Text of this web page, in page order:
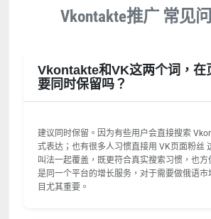
Vkontakte推广 常见
Vkontakte和VK这两个词，在
要同时保留吗？
建议同时保留。因为有些用户会直接搜索
式表达；也有很多人习惯直接用 VK页面粉丝
叫法一起覆盖，既更符合真实搜索习惯，也
是同一个平台的增长服务，对于需要做俄语市
目尤其重要。